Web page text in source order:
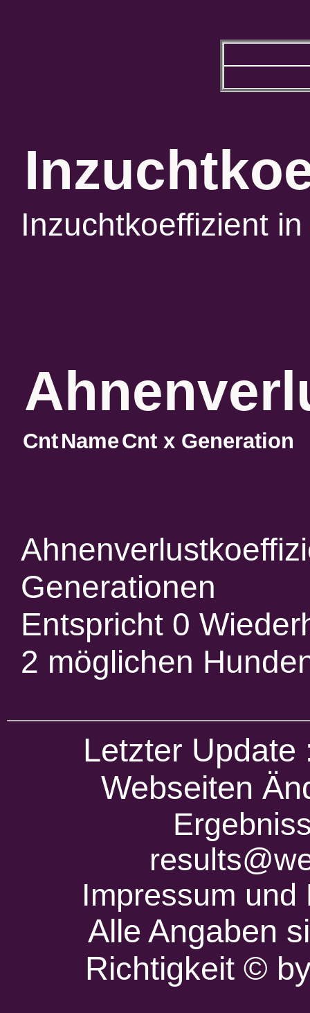
Inzuchtkoeffizient
CntNameCnt x Generation
Generationen
Entspricht 0
2 möglichen
Letzter
Webseiten
Impressum
Alle Angaben
Richtigkeit ©